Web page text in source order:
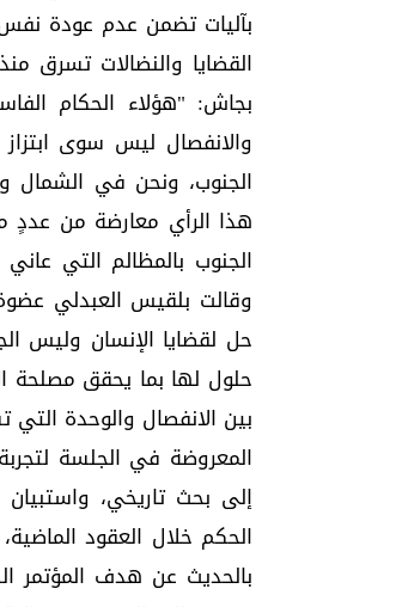
بآليات تضمن عدم عودة نفس
القضايا والنضالات تسرق
بجاش: "هؤلاء الحكام
والانفصال ليس سوى
الجنوب، ونحن في الشمال
هذا الرأي معارضة من عددٍ
الجنوب بالمظالم التي
وقالت بلقيس العبدلي
حل لقضايا الإنسان وليس
حلول لها بما يحقق مصلحة
بين الانفصال والوحدة
المعروضة في الجلسة لتجربة
إلى بحث تاريخي،
الحكم خلال العقود
بالحديث عن هدف المؤتمر